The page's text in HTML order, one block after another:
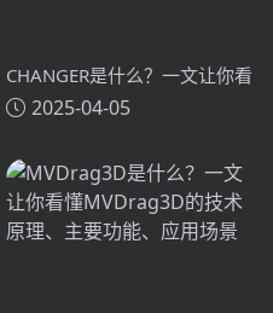
CHANGER是什么？一文让你看
懂CHANGER的技术原理、主要
2025-04-05